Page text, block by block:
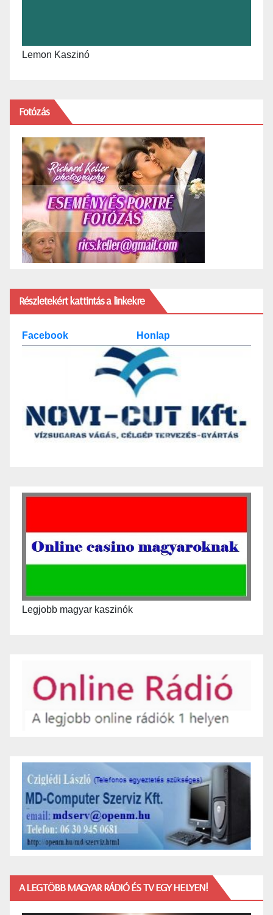
Lemon Kaszinó
Fotózás
Részletekért kattintás a linkekre
Facebook Honlap
Legjobb magyar kaszinók
A LEGTÖBB MAGYAR RÁDIÓ ÉS TV EGY HELYEN!